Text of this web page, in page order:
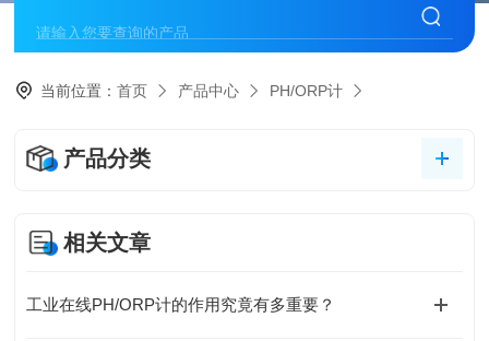
当前位置：首页 产品中心 PH/ORP计
产品分类
相关文章
工业在线PH/ORP计的作用究竟有多重要？